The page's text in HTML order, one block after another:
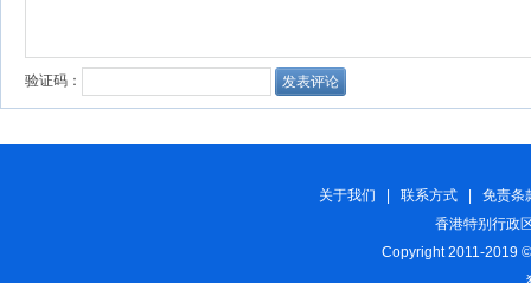
关于我们 联系方式
免责条
香港特别行政
Copyright 2011-2019